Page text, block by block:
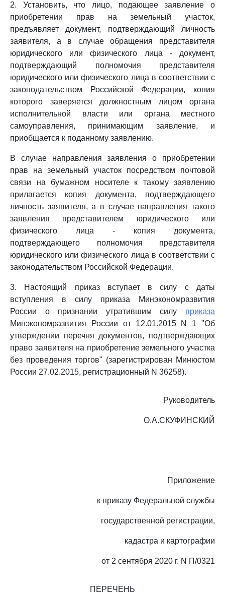
2. Установить, что лицо, подающее заявление о
приобретении прав на земельный участок,
предъявляет документ, подтверждающий личность
заявителя, а в случае обращения представителя
юридического или физического лица - документ,
подтверждающий полномочия представителя
юридического или физического лица в соответствии с
законодательством Российской Федерации, копия
которого заверяется должностным лицом органа
исполнительной власти или органа местного
самоуправления, принимающим заявление, и
приобщается к поданному заявлению.
В случае направления заявления о приобретении
прав на земельный участок посредством почтовой
связи на бумажном носителе к такому заявлению
прилагается копия документа, подтверждающего
личность заявителя, а в случае направления такого
заявления представителем юридического или
физического лица - копия документа,
подтверждающего полномочия представителя
юридического или физического лица в соответствии с
законодательством Российской Федерации.
3. Настоящий приказ вступает в силу с даты
вступления в силу приказа Минэкономразвития
России о признании утратившим силу приказа
Минэкономразвития России от 12.01.2015 N 1 "Об
утверждении перечня документов, подтверждающих
право заявителя на приобретение земельного участка
без проведения торгов" (зарегистрирован Минюстом
России 27.02.2015, регистрационный N 36258).
Руководитель
О.А.СКУФИНСКИЙ
Приложение
к приказу Федеральной службы
государственной регистрации,
кадастра и картографии
от 2 сентября 2020 г. N П/0321
ПЕРЕЧЕНЬ